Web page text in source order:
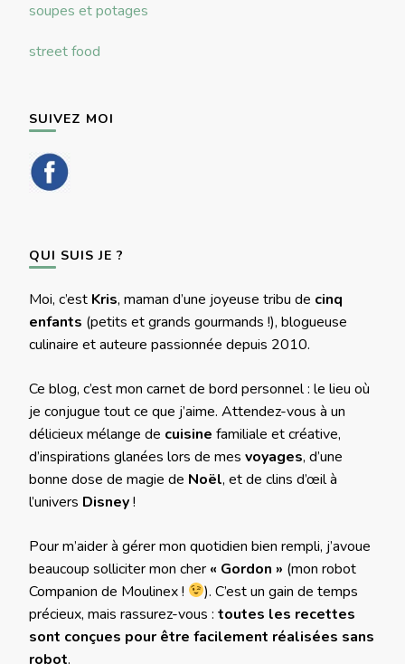
soupes et potages
street food
SUIVEZ MOI
QUI SUIS JE ?
Moi, c’est Kris, maman d’une joyeuse tribu de cinq
enfants (petits et grands gourmands !), blogueuse
culinaire et auteure passionnée depuis 2010.
Ce blog, c’est mon carnet de bord personnel : le lieu où
je conjugue tout ce que j’aime. Attendez-vous à un
délicieux mélange de cuisine familiale et créative,
d’inspirations glanées lors de mes voyages, d’une
bonne dose de magie de Noël, et de clins d’œil à
l’univers Disney!
Pour m’aider à gérer mon quotidien bien rempli, j’avoue
beaucoup solliciter mon cher « Gordon » (mon robot
Companion de Moulinex !
). C’est un gain de temps
précieux, mais rassurez-vous : toutes les recettes
sont conçues pour être facilement réalisées sans
robot.